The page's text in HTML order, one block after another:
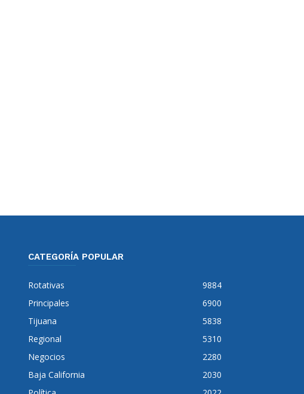
CATEGORÍA POPULAR
Rotativas
9884
Principales
6900
Tijuana
5838
Regional
5310
Negocios
2280
Baja California
2030